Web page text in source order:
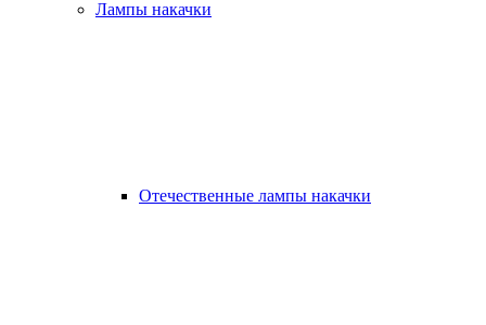
Лампы накачки
Отечественные лампы накачки